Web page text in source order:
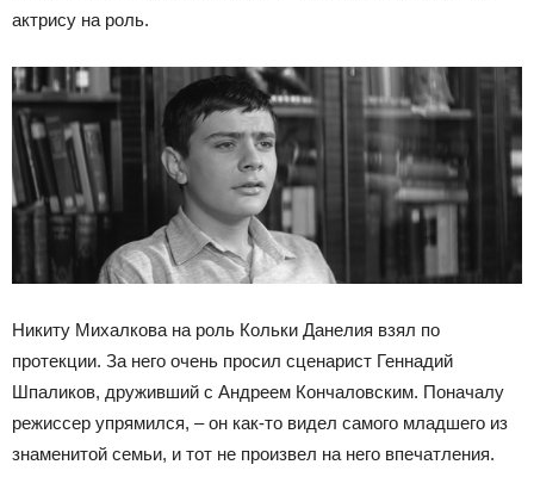
актрису на роль.
Никиту Михалкова на роль Кольки Данелия взял по
протекции. За него очень просил сценарист Геннадий
Шпаликов, друживший с Андреем Кончаловским. Поначалу
режиссер упрямился, – он как-то видел самого младшего из
знаменитой семьи, и тот не произвел на него впечатления.